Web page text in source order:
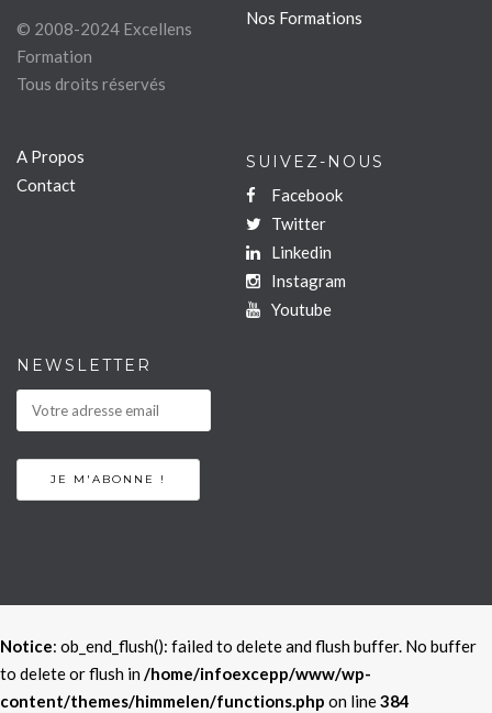
© 2008-2024 Excellens
Formation
Tous droits réservés
Nos Formations
A Propos
Contact
SUIVEZ-NOUS
Facebook
Twitter
Linkedin
Instagram
Youtube
NEWSLETTER
Notice: ob_end_flush(): failed to delete and flush buffer. No buffer
to delete or flush in/home/infoexcepp/www/wp-
content/themes/himmelen/functions.php on line384